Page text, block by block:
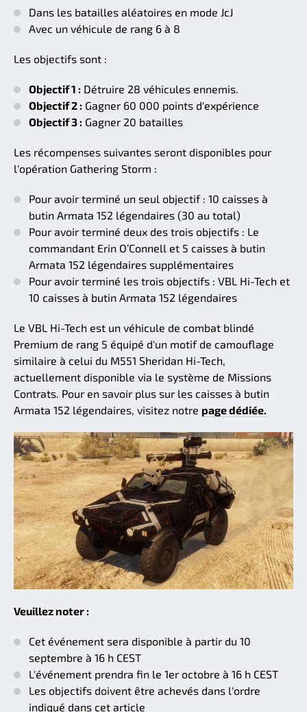
Dans les batailles aléatoires en mode JcJ
Avec un véhicule de rang 6 à 8
Les objectifs sont :
Objectif 1 : Détruire 28 véhicules ennemis.
Objectif 2 : Gagner 60 000 points d'expérience
Objectif 3 : Gagner 20 batailles
Les récompenses suivantes seront disponibles pour
l'opération Gathering Storm :
Pour avoir terminé un seul objectif : 10 caisses à
butin Armata 152 légendaires (30 au total)
Pour avoir terminé deux des trois objectifs : Le
commandant Erin O’Connell et 5 caisses à butin
Armata 152 légendaires supplémentaires
Pour avoir terminé les trois objectifs : VBL Hi-Tech et
10 caisses à butin Armata 152 légendaires
Le VBL Hi-Tech est un véhicule de combat blindé
Premium de rang 5 équipé d'un motif de camouflage
similaire à celui du M551 Sheridan Hi-Tech,
actuellement disponible via le système de Missions
Contrats. Pour en savoir plus sur les caisses à butin
Armata 152 légendaires, visitez notre page dédiée.
Veuillez noter :
Cet événement sera disponible à partir du 10
septembre à 16 h CEST
L'événement prendra fin le 1er octobre à 16 h CEST
Les objectifs doivent être achevés dans l'ordre
indiqué dans cet article